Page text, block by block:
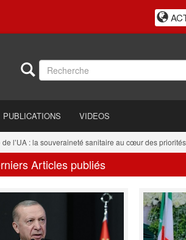
PUBLICATIONS VIDEOS
: la souveraineté sanitaire au cœur des priorités
Articles publiés